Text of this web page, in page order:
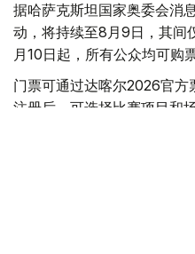
据哈萨克斯坦国家奥委会消
动，将持续至8月9日，其间
月10日起，所有公众均可购票
门票可通过达喀尔2026官
注册后，可选择比赛项目和